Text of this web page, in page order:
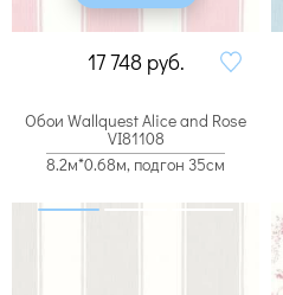
17 748 руб.
Обои Wallquest Alice and Rose
VI81108
8.2м*0.68м, подгон 35см